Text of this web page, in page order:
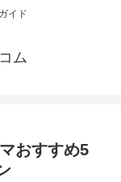
イド
ム
おすすめ5